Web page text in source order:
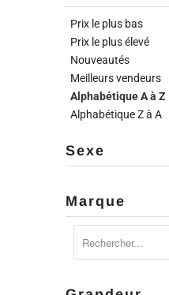
Prix le plus bas
Prix le plus élevé
Nouveautés
Meilleurs vendeurs
Alphabétique A à Z
Alphabétique Z à A
Sexe
Marque